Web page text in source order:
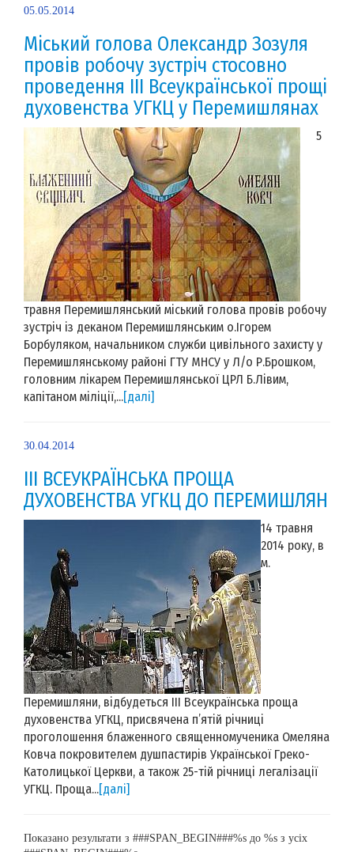
05.05.2014
Міський голова Олександр Зозуля
провів робочу зустріч стосовно
проведення ІІІ Всеукраїнської прощі
духовенства УГКЦ у Перемишлянах
5
травня Перемишлянський міський голова провів робочу
зустріч із деканом Перемишлянським о.Ігорем
Борбуляком, начальником служби цивільного захисту у
Перемишлянському районі ГТУ МНСУ у Л/о Р.Брошком,
головним лікарем Перемишлянської ЦРЛ Б.Лівим,
капітаном міліції,...[далі]
30.04.2014
ІІІ ВСЕУКРАЇНСЬКА ПРОЩА
ДУХОВЕНСТВА УГКЦ ДО ПЕРЕМИШЛЯН
14 травня
2014 року, в
м.
Перемишляни, відбудеться ІІІ Всеукраїнська проща
духовенства УГКЦ, присвячена п’ятій річниці
проголошення блаженного священномученика Омеляна
Ковча покровителем душпастирів Української Греко-
Католицької Церкви, а також 25-тій річниці легалізації
УГКЦ. Проща...[далі]
Показано результати з ###SPAN_BEGIN###%s до %s з усіх